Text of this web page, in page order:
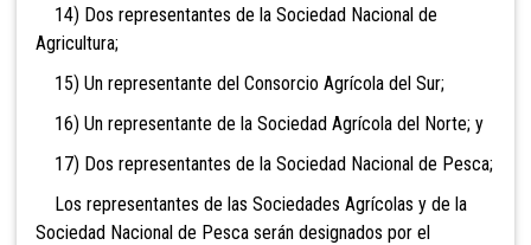
14) Dos representantes de la Sociedad Nacional de
Agricultura;
15) Un representante del Consorcio Agrícola del Sur;
16) Un representante de la Sociedad Agrícola del Norte; y
17) Dos representantes de la Sociedad Nacional de Pesca;
Los representantes de las Sociedades Agrícolas y de la
Sociedad Nacional de Pesca serán designados por el